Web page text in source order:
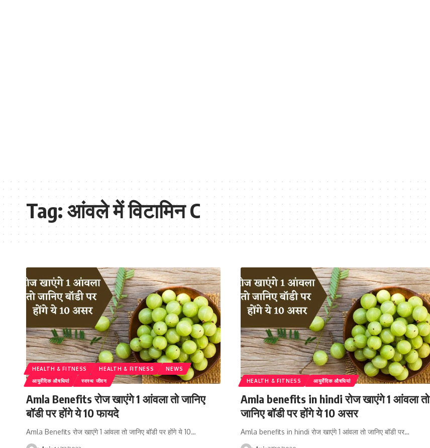
Tag:आंवले में विटामिन C
HEALTH & FITNESS HEALTH & FITNESS
NEWS
आयुर्वेदिक औषधियां
स्वस्थ जीवन
Amla Benefits रोज खाएंगे 1 आंवला तो जानिए
बॉडी पर होंगे ये 10 फायदे
Amla Benefits रोज खाएंगे 1 आंवला तो जानिए बॉडी पर होंगे ये 10…
HEALTH & FITNESS आयुर्वेदिक औषधियां
Amla benefits in hindi रोज खाएंगे 1 आंवला तो
जानिए बॉडी पर होंगे ये 10 असर
Amla benefits in hindi रोज खाएंगे 1 आंवला तो जानिए बॉडी पर…